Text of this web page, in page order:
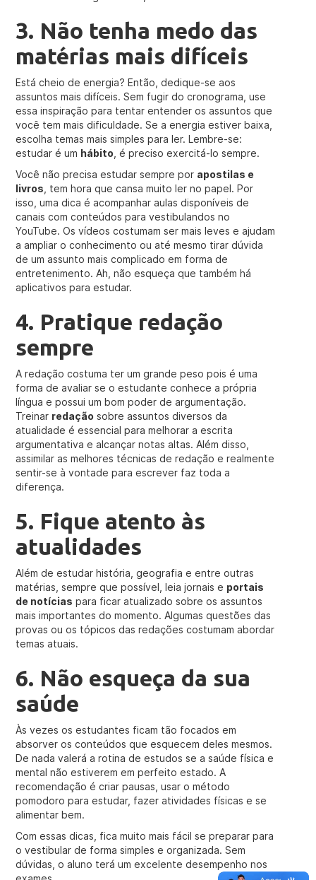
3. Não tenha medo das
matérias mais difíceis
Está cheio de energia? Então, dedique-se aos
assuntos mais difíceis. Sem fugir do cronograma, use
essa inspiração para tentar entender os assuntos que
você tem mais dificuldade. Se a energia estiver baixa,
escolha temas mais simples para ler. Lembre-se:
estudar é um hábito , é preciso exercitá-lo sempre.
Você não precisa estudar sempre por apostilas e
livros , tem hora que cansa muito ler no papel. Por
isso, uma dica é acompanhar aulas disponíveis de
canais com conteúdos para vestibulandos no
YouTube. Os vídeos costumam ser mais leves e ajudam
a ampliar o conhecimento ou até mesmo tirar dúvida
de um assunto mais complicado em forma de
entretenimento. Ah, não esqueça que também há
aplicativos para estudar.
4. Pratique redação
sempre
A redação costuma ter um grande peso pois é uma
forma de avaliar se o estudante conhece a própria
língua e possui um bom poder de argumentação.
Treinar redação sobre assuntos diversos da
atualidade é essencial para melhorar a escrita
argumentativa e alcançar notas altas. Além disso,
assimilar as melhores técnicas de redação e realmente
sentir-se à vontade para escrever faz toda a
diferença.
5. Fique atento às
atualidades
Além de estudar história, geografia e entre outras
matérias, sempre que possível, leia jornais e portais
de notícias para ficar atualizado sobre os assuntos
mais importantes do momento. Algumas questões das
provas ou os tópicos das redações costumam abordar
temas atuais.
6. Não esqueça da sua
saúde
Às vezes os estudantes ficam tão focados em
absorver os conteúdos que esquecem deles mesmos.
De nada valerá a rotina de estudos se a saúde física e
mental não estiverem em perfeito estado. A
recomendação é criar pausas, usar o método
pomodoro para estudar, fazer atividades físicas e se
alimentar bem.
Com essas dicas, fica muito mais fácil se preparar para
o vestibular de forma simples e organizada. Sem
dúvidas, o aluno terá um excelente desempenho nos